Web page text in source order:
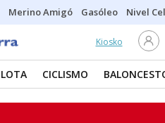
Merino Amigó Gasóleo Nivel
Kiosko
CICLISMO